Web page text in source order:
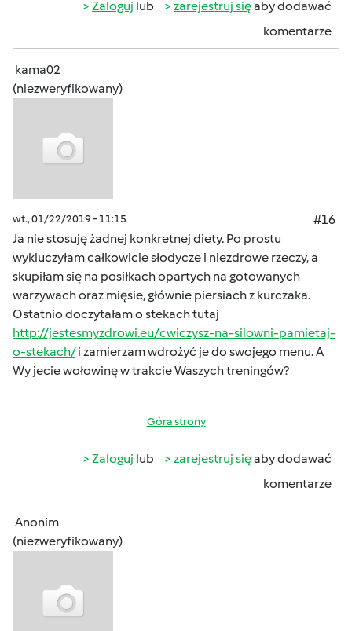
Zaloguj lub zarejestruj sięaby dodawać
komentarze
kama02
(niezweryfikowany)
wt., 01/22/2019 - 11:15
#16
Ja nie stosuję żadnej konkretnej diety. Po prostu
wykluczyłam całkowicie słodycze i niezdrowe rzeczy, a
skupiłam się na posiłkach opartych na gotowanych
warzywach oraz mięsie, głównie piersiach z kurczaka.
Ostatnio doczytałam o stekach tutaj
http://jestesmyzdrowi.eu/cwiczysz-na-silowni-pamietaj-
o-stekach/i zamierzam wdrożyć je do swojego menu. A
Wy jecie wołowinę w trakcie Waszych treningów?
Góra strony
Zaloguj lub zarejestruj sięaby dodawać
komentarze
Anonim
(niezweryfikowany)